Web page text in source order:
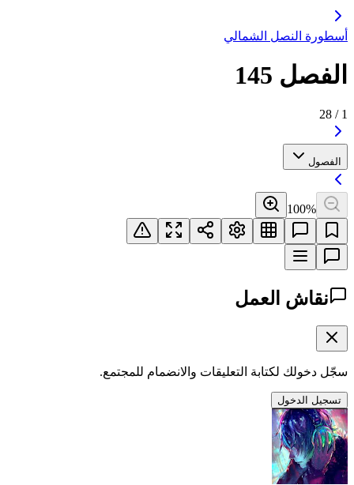
أسطورة النصل الشمالي
الفصل 145
/
28
الفصول
100%
نقاش العمل
سجّل دخولك لكتابة التعليقات والانضمام للمجتمع.
تسجيل الدخول